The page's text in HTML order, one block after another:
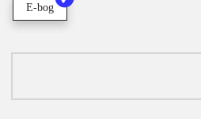
E-bog